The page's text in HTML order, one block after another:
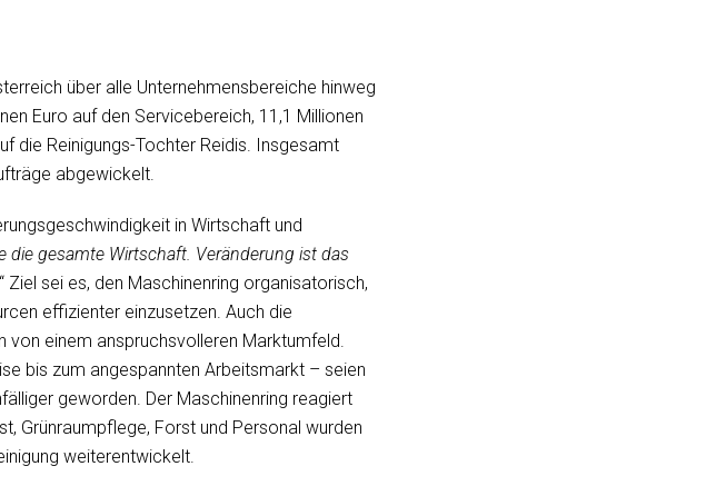
über alle Unternehmensbereiche hinweg
Euro auf den Servicebereich, 11,1 Millionen
die Reinigungs-Tochter Reidis. Insgesamt
abgewickelt.
in Wirtschaft und
gesamte Wirtschaft. Veränderung ist das
Ziel sei es, den Maschinenring organisatorisch,
effizienter einzusetzen. Auch die
von einem anspruchsvolleren Marktumfeld.
bis zum angespannten Arbeitsmarkt – seien
geworden. Der Maschinenring reagiert
Grünraumpflege, Forst und Personal wurden
weiterentwickelt.